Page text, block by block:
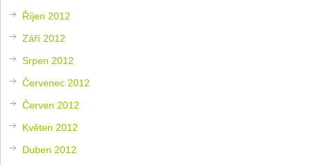
Říjen 2012
Září 2012
Srpen 2012
Červenec 2012
Červen 2012
Květen 2012
Duben 2012